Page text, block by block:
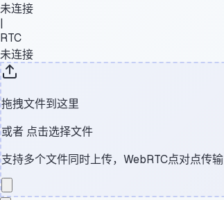
未连接
|
RTC
未连接
拖拽文件到这里
或者 点击选择文件
支持多个文件同时上传，WebRTC点对点传输